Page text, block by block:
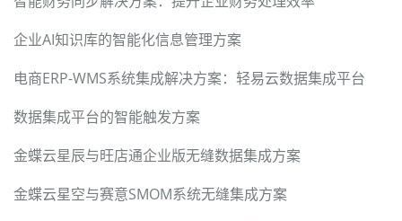
企业AI知识库的智能化信息管理方案
电商ERP-WMS系统集成解决方案：轻易云数据集成平台
数据集成平台的智能触发方案
金蝶云星辰与旺店通企业版无缝数据集成方案
金蝶云星空与赛意SMOM系统无缝集成方案